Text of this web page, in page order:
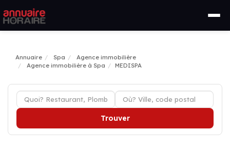
Annuaire Spa
Agence immobilière
Agence immobilière à Spa
MEDISPA
Trouver